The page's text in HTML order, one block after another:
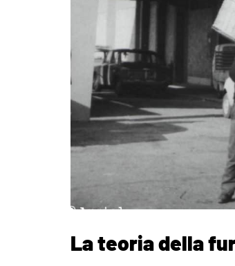
La teoria della